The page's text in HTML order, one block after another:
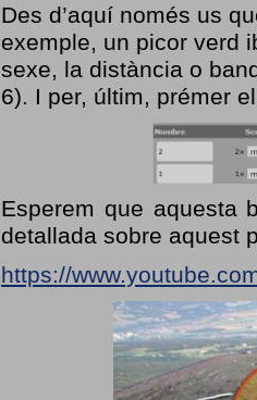
Des d’aquí només us
exemple, un picor verd
sexe, la distància o
6). I per, últim, prémer
Esperem que aquesta
detallada sobre aquest
https://